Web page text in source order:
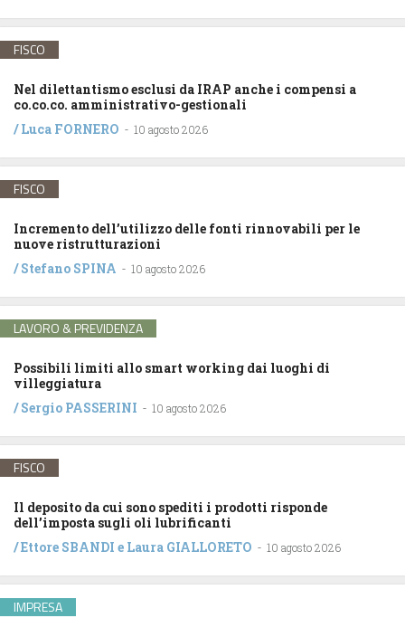
FISCO
Nel dilettantismo esclusi da IRAP anche i compensi a
co.co.co. amministrativo-gestionali
/Luca FORNERO - 10 agosto 2026
FISCO
Incremento dell’utilizzo delle fonti rinnovabili per le
nuove ristrutturazioni
/Stefano SPINA - 10 agosto 2026
LAVORO & PREVIDENZA
Possibili limiti allo smart working dai luoghi di
villeggiatura
/Sergio PASSERINI - 10 agosto 2026
FISCO
Il deposito da cui sono spediti i prodotti risponde
dell’imposta sugli oli lubrificanti
/Ettore SBANDI e Laura GIALLORETO - 10 agosto 2026
IMPRESA